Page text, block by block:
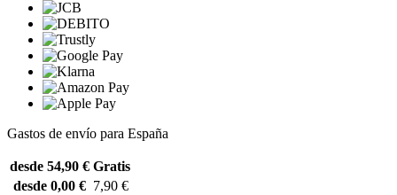
Gastos de envío para España
desde 54,90 € Gratis
desde 0,00 € 7,90 €